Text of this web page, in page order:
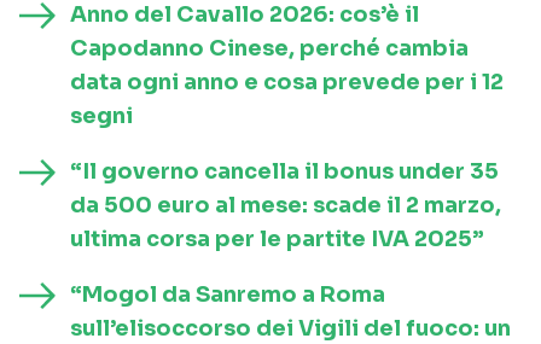
Anno del Cavallo 2026: cos’è il
Capodanno Cinese, perché cambia
data ogni anno e cosa prevede per i 12
segni
“Il governo cancella il bonus under 35
da 500 euro al mese: scade il 2 marzo,
ultima corsa per le partite IVA 2025”
“Mogol da Sanremo a Roma
sull’elisoccorso dei Vigili del fuoco: un